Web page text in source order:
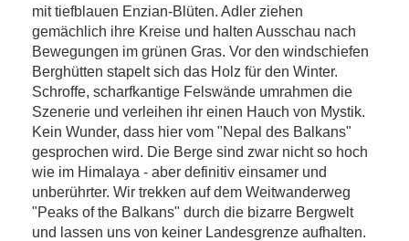
mit tiefblauen Enzian-Blüten. Adler ziehen
gemächlich ihre Kreise und halten Ausschau nach
Bewegungen im grünen Gras. Vor den windschiefen
Berghütten stapelt sich das Holz für den Winter.
Schroffe, scharfkantige Felswände umrahmen die
Szenerie und verleihen ihr einen Hauch von Mystik.
Kein Wunder, dass hier vom "Nepal des Balkans"
gesprochen wird. Die Berge sind zwar nicht so hoch
wie im Himalaya - aber definitiv einsamer und
unberührter. Wir trekken auf dem Weitwanderweg
"Peaks of the Balkans" durch die bizarre Bergwelt
und lassen uns von keiner Landesgrenze aufhalten.